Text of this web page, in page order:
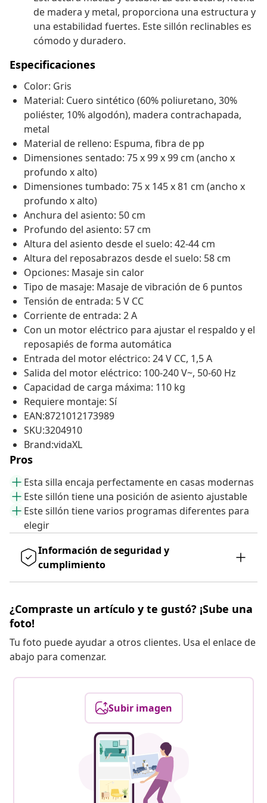
de madera y metal, proporciona una estructura y
una estabilidad fuertes. Este sillón reclinables es
cómodo y duradero.
Especificaciones
Color: Gris
Material: Cuero sintético (60% poliuretano, 30%
poliéster, 10% algodón), madera contrachapada,
metal
Material de relleno: Espuma, fibra de pp
Dimensiones sentado: 75 x 99 x 99 cm (ancho x
profundo x alto)
Dimensiones tumbado: 75 x 145 x 81 cm (ancho x
profundo x alto)
Anchura del asiento: 50 cm
Profundo del asiento: 57 cm
Altura del asiento desde el suelo: 42-44 cm
Altura del reposabrazos desde el suelo: 58 cm
Opciones: Masaje sin calor
Tipo de masaje: Masaje de vibración de 6 puntos
Tensión de entrada: 5 V CC
Corriente de entrada: 2 A
Con un motor eléctrico para ajustar el respaldo y el
reposapiés de forma automática
Entrada del motor eléctrico: 24 V CC, 1,5 A
Salida del motor eléctrico: 100-240 V~, 50-60 Hz
Capacidad de carga máxima: 110 kg
Requiere montaje: Sí
EAN:8721012173989
SKU:3204910
Brand:vidaXL
Pros
Esta silla encaja perfectamente en casas modernas
Este sillón tiene una posición de asiento ajustable
Este sillón tiene varios programas diferentes para
elegir
Información de seguridad y
cumplimiento
¿Compraste un artículo y te gustó? ¡Sube una
foto!
Tu foto puede ayudar a otros clientes. Usa el enlace de
abajo para comenzar.
Subir imagen